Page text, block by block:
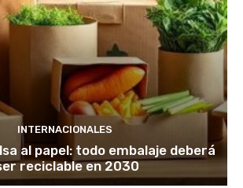
INTERNACIONALES
al papel: todo embalaje deberá
reciclable en 2030